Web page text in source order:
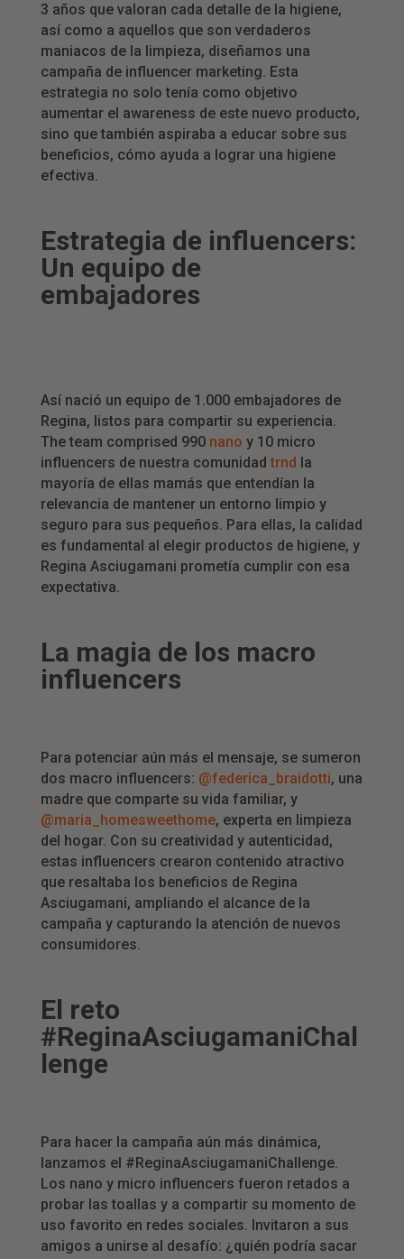
3 años que valoran cada detalle de la higiene,
así como a aquellos que son verdaderos
maniacos de la limpieza, diseñamos una
campaña de influencer marketing. Esta
estrategia no solo tenía como objetivo
aumentar el awareness de este nuevo producto,
sino que también aspiraba a educar sobre sus
beneficios, cómo ayuda a lograr una higiene
efectiva.
Estrategia de influencers:
Un equipo de
embajadores
Así nació un equipo de 1.000 embajadores de
Regina, listos para compartir su experiencia.
The team comprised 990 nano y 10 micro
influencers de nuestra comunidadtrnd
la
mayoría de ellas mamás que entendían la
relevancia de mantener un entorno limpio y
seguro para sus pequeños. Para ellas, la calidad
es fundamental al elegir productos de higiene, y
Regina Asciugamani prometía cumplir con esa
expectativa.
La magia de los macro
influencers
Para potenciar aún más el mensaje, se sumeron
dos macro influencers: @federica_braidotti, una
madre que comparte su vida familiar, y
@maria_homesweethome, experta en limpieza
del hogar. Con su creatividad y autenticidad,
estas influencers crearon contenido atractivo
que resaltaba los beneficios de Regina
Asciugamani, ampliando el alcance de la
campaña y capturando la atención de nuevos
consumidores.
El reto
#ReginaAsciugamaniChal
lenge
Para hacer la campaña aún más dinámica,
lanzamos el #ReginaAsciugamaniChallenge.
Los nano y micro influencers fueron retados a
probar las toallas y a compartir su momento de
uso favorito en redes sociales. Invitaron a sus
amigos a unirse al desafío: ¿quién podría sacar